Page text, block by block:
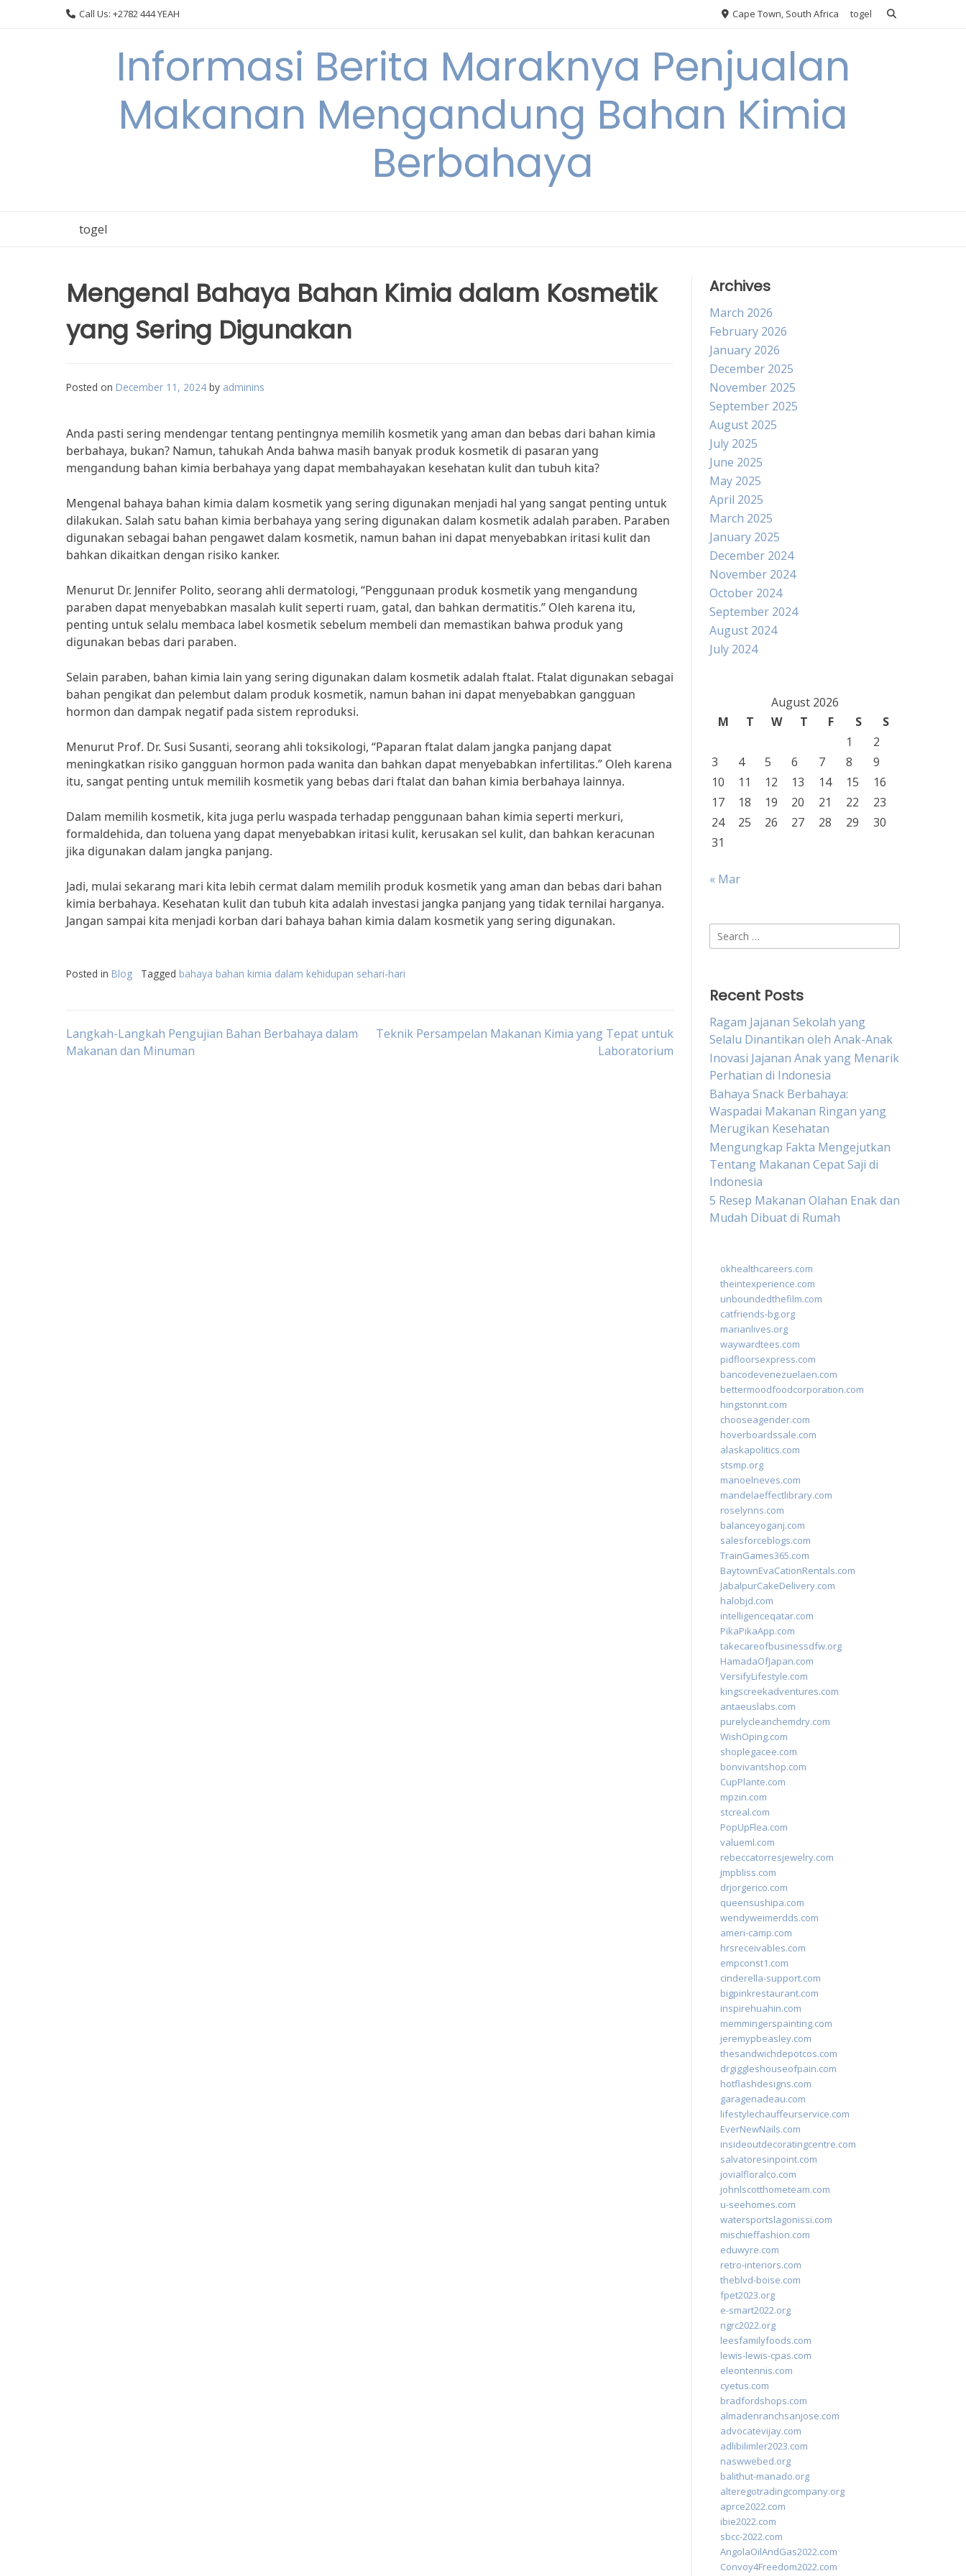
Call Us: +2782 444 YEAH Cape Town, South Africa togel
Informasi Berita Maraknya Penjualan
Makanan Mengandung Bahan Kimia
Berbahaya
togel
Mengenal Bahaya Bahan Kimia dalam Kosmetik
yang Sering Digunakan
Posted on December 11, 2024 by adminins
Anda pasti sering mendengar tentang pentingnya memilih kosmetik yang aman dan bebas dari bahan kimia
berbahaya, bukan? Namun, tahukah Anda bahwa masih banyak produk kosmetik di pasaran yang
mengandung bahan kimia berbahaya yang dapat membahayakan kesehatan kulit dan tubuh kita?
Mengenal bahaya bahan kimia dalam kosmetik yang sering digunakan menjadi hal yang sangat penting untuk
dilakukan. Salah satu bahan kimia berbahaya yang sering digunakan dalam kosmetik adalah paraben. Paraben
digunakan sebagai bahan pengawet dalam kosmetik, namun bahan ini dapat menyebabkan iritasi kulit dan
bahkan dikaitkan dengan risiko kanker.
Menurut Dr. Jennifer Polito, seorang ahli dermatologi, “Penggunaan produk kosmetik yang mengandung
paraben dapat menyebabkan masalah kulit seperti ruam, gatal, dan bahkan dermatitis.” Oleh karena itu,
penting untuk selalu membaca label kosmetik sebelum membeli dan memastikan bahwa produk yang
digunakan bebas dari paraben.
Selain paraben, bahan kimia lain yang sering digunakan dalam kosmetik adalah ftalat. Ftalat digunakan sebagai
bahan pengikat dan pelembut dalam produk kosmetik, namun bahan ini dapat menyebabkan gangguan
hormon dan dampak negatif pada sistem reproduksi.
Menurut Prof. Dr. Susi Susanti, seorang ahli toksikologi, “Paparan ftalat dalam jangka panjang dapat
meningkatkan risiko gangguan hormon pada wanita dan bahkan dapat menyebabkan infertilitas.” Oleh karena
itu, sangat penting untuk memilih kosmetik yang bebas dari ftalat dan bahan kimia berbahaya lainnya.
Dalam memilih kosmetik, kita juga perlu waspada terhadap penggunaan bahan kimia seperti merkuri,
formaldehida, dan toluena yang dapat menyebabkan iritasi kulit, kerusakan sel kulit, dan bahkan keracunan
jika digunakan dalam jangka panjang.
Jadi, mulai sekarang mari kita lebih cermat dalam memilih produk kosmetik yang aman dan bebas dari bahan
kimia berbahaya. Kesehatan kulit dan tubuh kita adalah investasi jangka panjang yang tidak ternilai harganya.
Jangan sampai kita menjadi korban dari bahaya bahan kimia dalam kosmetik yang sering digunakan.
Posted in Blog Tagged bahaya bahan kimia dalam kehidupan sehari-hari
Post
Langkah-Langkah Pengujian Bahan Berbahaya dalam
Makanan dan Minuman
Teknik Persampelan Makanan Kimia yang Tepat untuk
Laboratorium
Archives
March 2026
February 2026
January 2026
December 2025
November 2025
September 2025
August 2025
July 2025
June 2025
May 2025
April 2025
March 2025
January 2025
December 2024
November 2024
October 2024
September 2024
August 2024
July 2024
August 2026
M
T W T F S
S
1
2
3
4 5 6 7 8
9
10
11 12 13 14 15
16
17
18 19 20 21 22
23
24
25 26 27 28 29
30
31
« Mar
Search
for:
Recent Posts
Ragam Jajanan Sekolah yang
Selalu Dinantikan oleh Anak-Anak
Inovasi Jajanan Anak yang Menarik
Perhatian di Indonesia
Bahaya Snack Berbahaya:
Waspadai Makanan Ringan yang
Merugikan Kesehatan
Mengungkap Fakta Mengejutkan
Tentang Makanan Cepat Saji di
Indonesia
5 Resep Makanan Olahan Enak dan
Mudah Dibuat di Rumah
okhealthcareers.com
theintexperience.com
unboundedthefilm.com
catfriends-bg.org
marianlives.org
waywardtees.com
pidfloorsexpress.com
bancodevenezuelaen.com
bettermoodfoodcorporation.com
hingstonnt.com
chooseagender.com
hoverboardssale.com
alaskapolitics.com
stsmp.org
manoelneves.com
mandelaeffectlibrary.com
roselynns.com
balanceyoganj.com
salesforceblogs.com
TrainGames365.com
BaytownEvaCationRentals.com
JabalpurCakeDelivery.com
halobjd.com
intelligenceqatar.com
PikaPikaApp.com
takecareofbusinessdfw.org
HamadaOfJapan.com
VersifyLifestyle.com
kingscreekadventures.com
antaeuslabs.com
purelycleanchemdry.com
WishOping.com
shoplegacee.com
bonvivantshop.com
CupPlante.com
mpzin.com
stcreal.com
PopUpFlea.com
valueml.com
rebeccatorresjewelry.com
jmpbliss.com
drjorgerico.com
queensushipa.com
wendyweimerdds.com
ameri-camp.com
hrsreceivables.com
empconst1.com
cinderella-support.com
bigpinkrestaurant.com
inspirehuahin.com
memmingerspainting.com
jeremypbeasley.com
thesandwichdepotcos.com
drgiggleshouseofpain.com
hotflashdesigns.com
garagenadeau.com
lifestylechauffeurservice.com
EverNewNails.com
insideoutdecoratingcentre.com
salvatoresinpoint.com
jovialfloralco.com
johnlscotthometeam.com
u-seehomes.com
watersportslagonissi.com
mischieffashion.com
eduwyre.com
retro-interiors.com
theblvd-boise.com
fpet2023.org
e-smart2022.org
ngrc2022.org
leesfamilyfoods.com
lewis-lewis-cpas.com
eleontennis.com
cyetus.com
bradfordshops.com
almadenranchsanjose.com
advocatevijay.com
adlibilimler2023.com
naswwebed.org
balithut-manado.org
alteregotradingcompany.org
aprce2022.com
ibie2022.com
sbcc-2022.com
AngolaOilAndGas2022.com
Convoy4Freedom2022.com